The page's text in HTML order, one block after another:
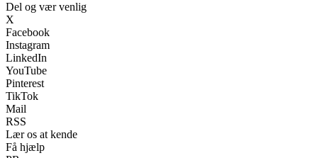
Del og vær venlig
X
Facebook
Instagram
LinkedIn
YouTube
Pinterest
TikTok
Mail
RSS
Lær os at kende
Få hjælp